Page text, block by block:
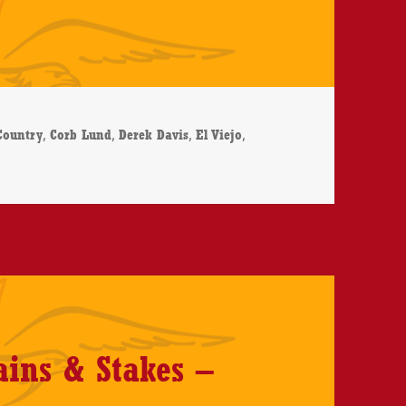
,Corb Lund,Derek Davis,El Viejo,
Lund – El Viejo – CD-Review
& Stakes –